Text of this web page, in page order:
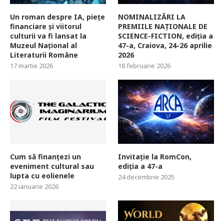
Un roman despre IA, piețe
financiare și viitorul
culturii va fi lansat la
Muzeul Național al
Literaturii Române
17 martie 2026
NOMINALIZĂRI LA
PREMIILE NAȚIONALE DE
SCIENCE-FICTION, ediția a
47-a, Craiova, 24-26 aprilie
2026
18 februarie 2026
Cum să finanțezi un
eveniment cultural sau
lupta cu eolienele
22 ianuarie 2026
Invitație la RomCon,
ediția a 47-a
24 decembrie 2025